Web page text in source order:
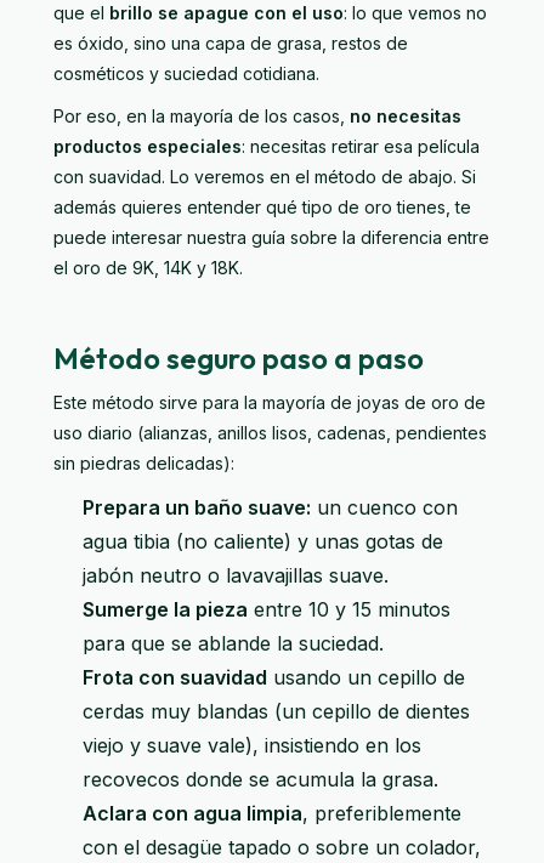
que el brillo se apague con el uso: lo que vemos no
es óxido, sino una capa de grasa, restos de
cosméticos y suciedad cotidiana.
Por eso, en la mayoría de los casos, no necesitas
productos especiales: necesitas retirar esa película
con suavidad. Lo veremos en el método de abajo. Si
además quieres entender qué tipo de oro tienes, te
puede interesar nuestra guía sobre la diferencia entre
el oro de 9K, 14K y 18K.
Método seguro paso a paso
Este método sirve para la mayoría de joyas de oro de
uso diario (alianzas, anillos lisos, cadenas, pendientes
sin piedras delicadas):
Prepara un baño suave: un cuenco con
agua tibia (no caliente) y unas gotas de
jabón neutro o lavavajillas suave.
Sumerge la pieza entre 10 y 15 minutos
para que se ablande la suciedad.
Frota con suavidad usando un cepillo de
cerdas muy blandas (un cepillo de dientes
viejo y suave vale), insistiendo en los
recovecos donde se acumula la grasa.
Aclara con agua limpia, preferiblemente
con el desagüe tapado o sobre un colador,